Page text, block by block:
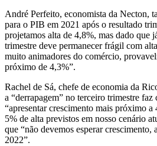
André Perfeito, economista da Necton,
para o PIB em 2021 após o resultado
projetamos alta de 4,8%, mas dado que
trimestre deve permanecer frágil com
muito animadores do comércio,
próximo de 4,3%”.
Rachel de Sá, chefe de economia da
a “derrapagem” no terceiro trimestre faz
“apresentar crescimento mais próximo
5% de alta previstos em nosso cenário
que “não devemos esperar crescimento,
2022”.